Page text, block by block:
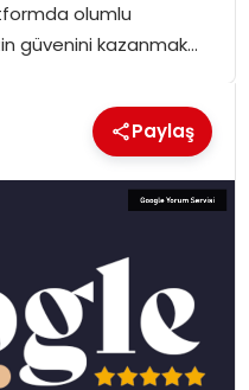
olumlu
güvenini kazanmak…
Paylaş